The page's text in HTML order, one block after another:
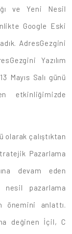
ve Yeni Nesil
Google Eski
AdresGezgini
Yazılım
Mayıs Salı günü
etkinliğimizde
olarak çalıştıktan
Pazarlama
devam eden
pazarlama
önemini anlattı.
değinen İçil, C